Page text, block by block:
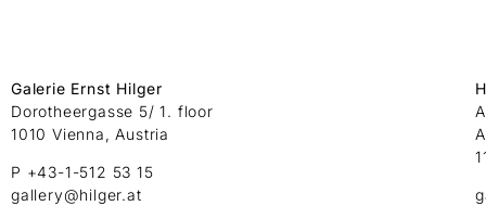
Galerie Ernst Hilger
Dorotheergasse 5/ 1. floor
1010 Vienna, Austria
P +43-1-512 53 15
gallery@hilger.at